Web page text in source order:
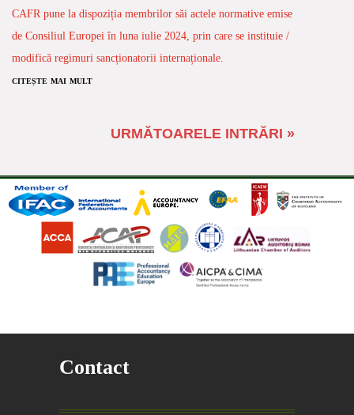
CAFR pune la dispoziția membrilor săi actele normative emise
de Consiliul Europei în luna iulie 2024, prin care se instituie /
modifică regimuri sancționatorii internaționale.
citește mai mult
URMĂTOARELE INTRĂRI »
Contact